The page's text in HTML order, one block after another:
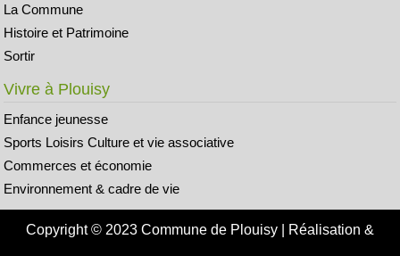
La Commune
Histoire et Patrimoine
Sortir
Vivre à Plouisy
Enfance jeunesse
Sports Loisirs Culture et vie associative
Commerces et économie
Environnement & cadre de vie
Copyright © 2023 Commune de Plouisy | Réalisation &